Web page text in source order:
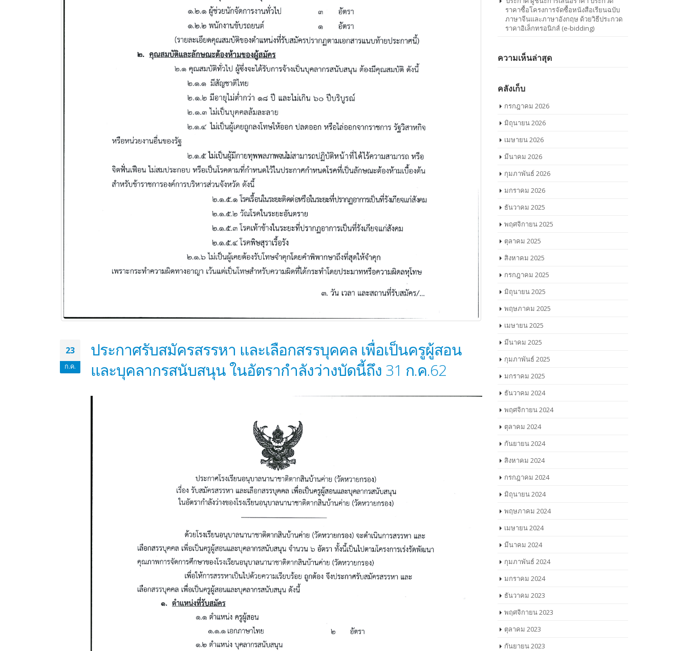
23
ก.ค.
ประกาศรับสมัครสรรหา และเลือกสรรบุคคล เพื่อเป็นครูผู้สอน
และบุคลากรสนับสนุน ในอัตรากำลังว่างบัดนี้ถึง 31 ก.ค.62
ราคาซื้อโครงการจัดซื้อหนังสือเรียนฉบับ
ภาษาจีนและภาษาอังกฤษ ด้วยวิธีประกวด
ราคาอิเล็กทรอนิกส์ (e-bidding)
ความเห็นล่าสุด
คลังเก็บ
กรกฎาคม 2026
มิถุนายน 2026
เมษายน 2026
มีนาคม 2026
กุมภาพันธ์ 2026
มกราคม 2026
ธันวาคม 2025
พฤศจิกายน 2025
ตุลาคม 2025
สิงหาคม 2025
กรกฎาคม 2025
มิถุนายน 2025
พฤษภาคม 2025
เมษายน 2025
มีนาคม 2025
กุมภาพันธ์ 2025
มกราคม 2025
ธันวาคม 2024
พฤศจิกายน 2024
ตุลาคม 2024
กันยายน 2024
สิงหาคม 2024
กรกฎาคม 2024
มิถุนายน 2024
พฤษภาคม 2024
เมษายน 2024
มีนาคม 2024
กุมภาพันธ์ 2024
มกราคม 2024
ธันวาคม 2023
พฤศจิกายน 2023
ตุลาคม 2023
กันยายน 2023